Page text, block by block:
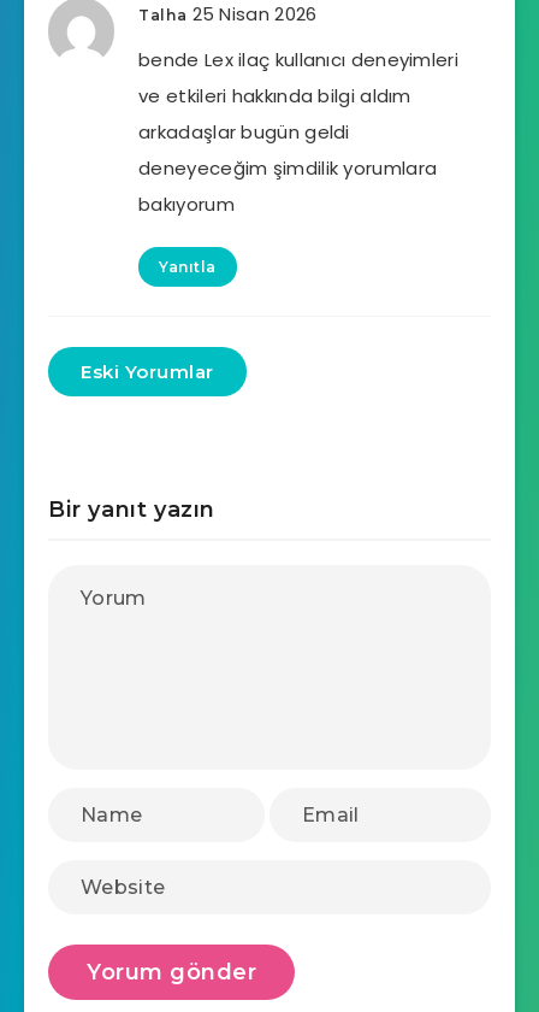
Talha 25 Nisan 2026
bende Lex ilaç kullanıcı deneyimleri
ve etkileri hakkında bilgi aldım
arkadaşlar bugün geldi
deneyeceğim şimdilik yorumlara
bakıyorum
Yanıtla
Eski Yorumlar
Bir yanıt yazın